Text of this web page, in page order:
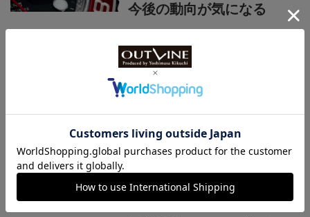
今後の動向が気になる
×ブラウン”で3機種】黄金
の地平線をテーマにし
た“MASTER OF G”ニュー
カラーシリーズ